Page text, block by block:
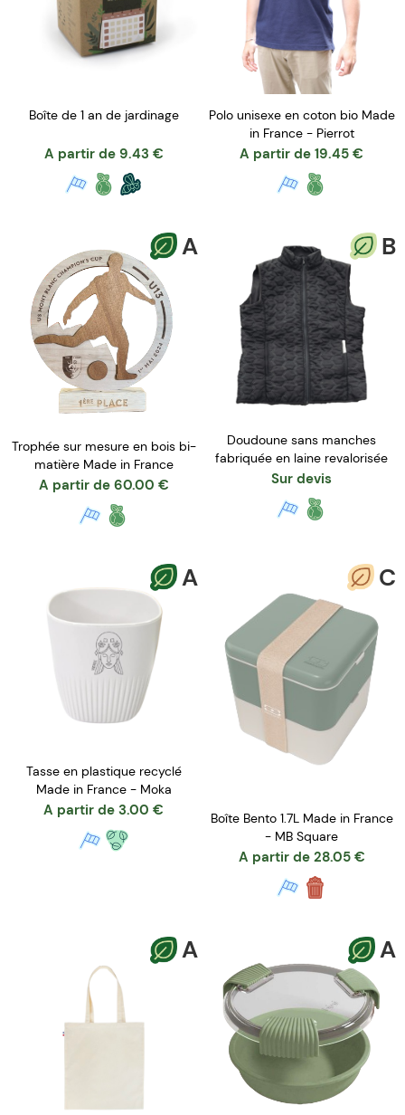
Boîte de 1 an de jardinage
A partir de 9.43 €
Polo unisexe en coton bio Made
in France - Pierrot
A partir de 19.45 €
A
Trophée sur mesure en bois bi-
matière Made in France
A partir de 60.00 €
B
Doudoune sans manches
fabriquée en laine revalorisée
Sur devis
A
Tasse en plastique recyclé
Made in France - Moka
A partir de 3.00 €
C
Boîte Bento 1.7L Made in France
- MB Square
A partir de 28.05 €
A A